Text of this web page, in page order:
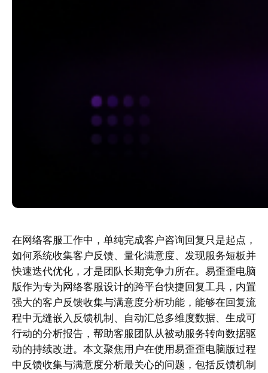
在网络客服工作中，单纯完成客户咨询回复只是起点，
如何系统收集客户反馈、量化满意度、发现服务短板并
快速迭代优化，才是团队长期竞争力所在。易歪歪电脑
版作为专为网络客服设计的跨平台快捷回复工具，内置
强大的客户反馈收集与满意度分析功能，能够在回复流
程中无缝嵌入反馈机制、自动汇总多维度数据、生成可
行动的分析报告，帮助客服团队从被动服务转向数据驱
动的持续改进。本文聚焦用户在使用易歪歪电脑版过程
中反馈收集与满意度分析最关心的问题，包括反馈机制